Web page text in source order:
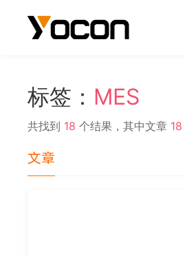
标签： MES
共找到 18 个结果，其中文章 18
文章